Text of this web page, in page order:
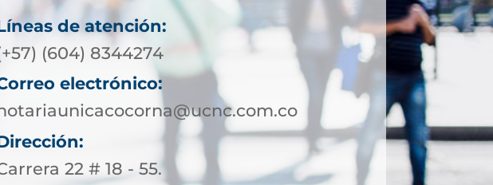
de atención:
(604) 8344274
electrónico:
22 # 18 - 55.